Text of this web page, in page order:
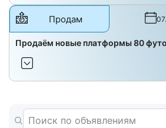
Продам
Продаём новые платформы 80